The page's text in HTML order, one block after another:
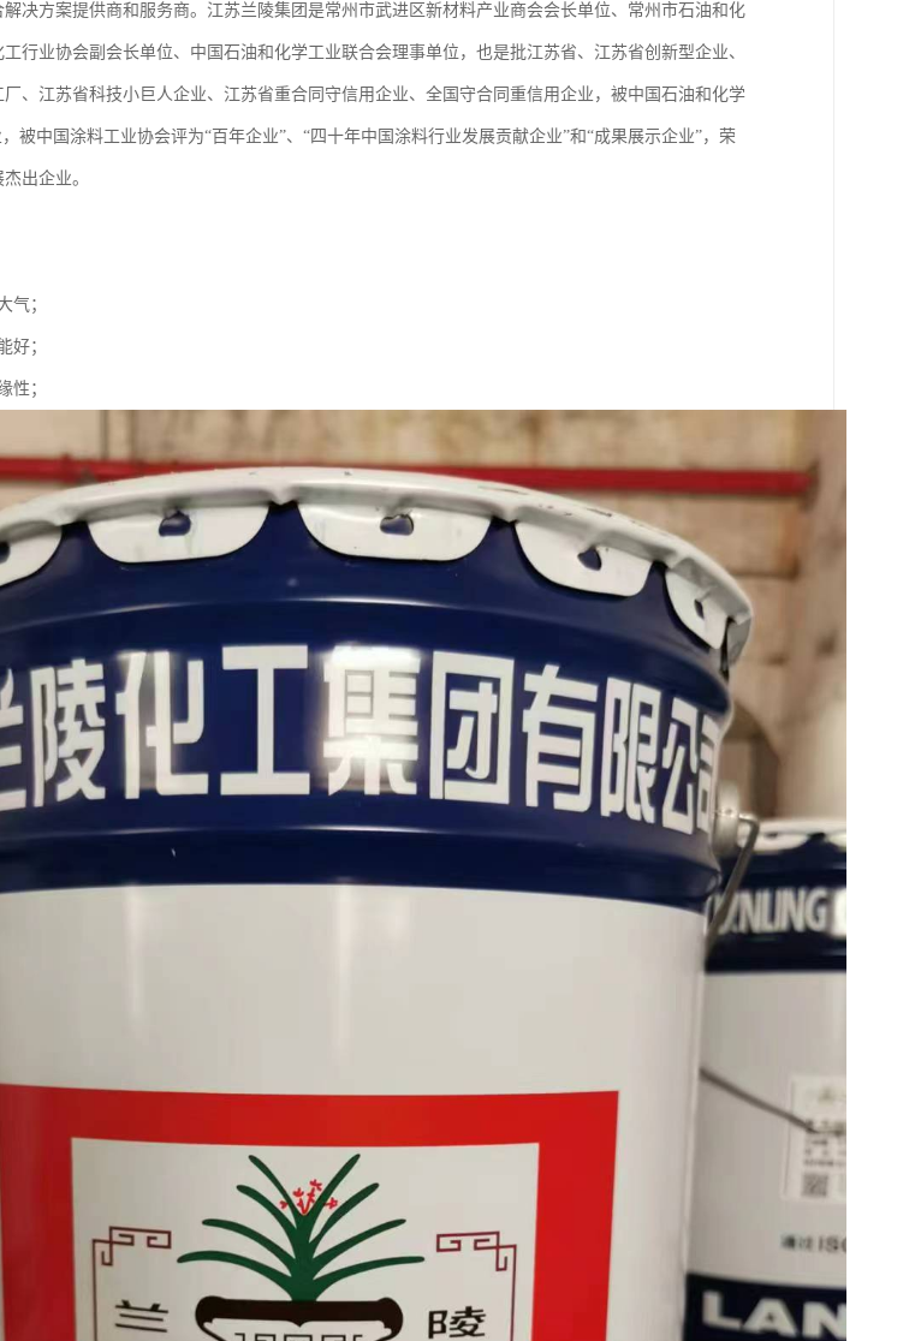
决方案提供商和服务商。江苏兰陵集团是常州市武进区新材料产业商会会长单位、常州市石油和化
行业协会副会长单位、中国石油和化学工业联合会理事单位，也是批江苏省、江苏省创新型企业、
、江苏省科技小巨人企业、江苏省重合同守信用企业、全国守合同重信用企业，被中国石油和化学
被中国涂料工业协会评为“百年企业”、“四十年中国涂料行业发展贡献企业”和“成果展示企业”，荣
出企业。
气；
好；
性；